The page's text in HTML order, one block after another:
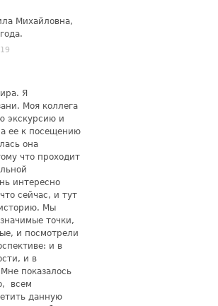
Михайловна,
Я
Моя коллега
экскурсию и
ее к посещению
она
что проходит
интересно
сейчас, и тут
Мы
точки,
и посмотрели
и в
и в
показалось
всем
данную